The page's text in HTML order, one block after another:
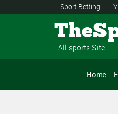
Sport Betting
All sports Site
Home